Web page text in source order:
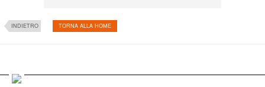
INDIETRO TORNA ALLA HOME